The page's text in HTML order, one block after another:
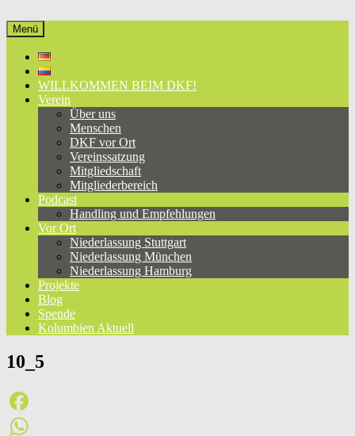
Inhalt
springen
Deutsch-Kolumbianischer Freundeskreis e.V.
eine Brücke zwischen Deutschland und Kolumbien, seit 1981
Menü
WILLKOMMEN BEIM DKF!
Verein
Über uns
Menschen
DKF vor Ort
Vereinssatzung
Mitgliedschaft
Mitgliederbereich
Podcast
Handling und Empfehlungen
Vor Ort
Niederlassung Stuttgart
Niederlassung München
Niederlassung Hamburg
Projekte
Blog
Spende
Kolumbien Aktuell
10_5
Facebook